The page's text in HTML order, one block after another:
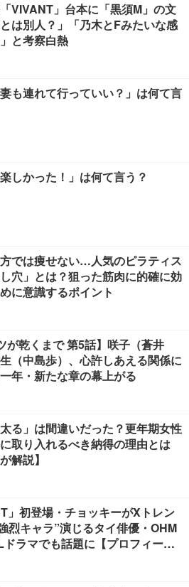
VIVANT」台本に「黒須M」の文
は別人？」「乃木とFみたいな感
と考察白熱
も連れて行っていい？」は何て言
しかった！」は何て言う？
では痩せない…人気のピラティス
穴」とは？狙った筋肉に的確に効
に意識するポイント
まで 第5話】咲子（蒼井
（中島歩）、心許しあえる関係に
年・新たな章の幕上がる
太る」は間違いだった？更年期女性
取り入れるべき納得の理由とは
解説】
」初登場・チョッキーがXトレン
烈キャラ”演じるタイ俳優・OHM
ドラマでも話題に【プロフィー